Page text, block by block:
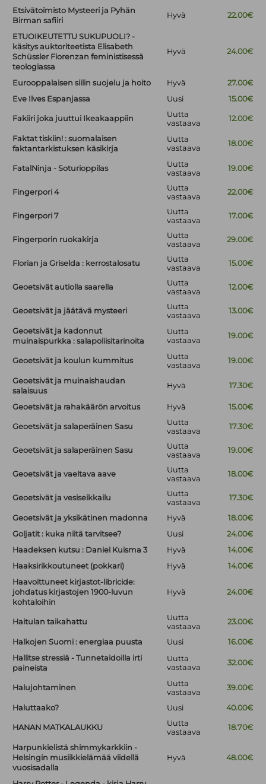
Etsivätoimisto Mysteeri ja Pyhän
Birman safiiri
Hyvä 22.00€
ETUOIKEUTETTU SUKUPUOLI? -
käsitys auktoriteetista Elisabeth
Schüssler Fiorenzan feministisessä
teologiassa
Hyvä 24.00€
Eurooppalaisen siilin suojelu ja hoito Hyvä
27.00€
Eve Ilves Espanjassa
Uusi 15.00€
Fakiiri joka juuttui Ikeakaappiin
Uutta
vastaava
12.00€
Faktat tiskiin! : suomalaisen
faktantarkistuksen käsikirja
Uutta
vastaava
18.00€
FatalNinja - Soturioppilas
Uutta
vastaava
19.00€
Fingerpori 4
Uutta
vastaava
22.00€
Fingerpori 7
Uutta
vastaava
17.00€
Fingerporin ruokakirja
Uutta
vastaava
29.00€
Florian ja Griselda : kerrostalosatu
Uutta
vastaava
15.00€
Geoetsivät autiolla saarella
Uutta
vastaava
12.00€
Geoetsivät ja jäätävä mysteeri
Uutta
vastaava
13.00€
Geoetsivät ja kadonnut
muinaispurkka : salapoliisitarinoita
Uutta
vastaava
19.00€
Geoetsivät ja koulun kummitus
Uutta
vastaava
19.00€
Geoetsivät ja muinaishaudan
salaisuus
Hyvä 17.30€
Geoetsivät ja rahakäärön arvoitus Hyvä 15.00€
Geoetsivät ja salaperäinen Sasu
Uutta
vastaava
17.30€
Geoetsivät ja salaperäinen Sasu
Uutta
vastaava
19.00€
Geoetsivät ja vaeltava aave
Uutta
vastaava
18.00€
Geoetsivät ja vesiseikkailu
Uutta
vastaava
17.30€
Geoetsivät ja yksikätinen madonna Hyvä
18.00€
Goljatit : kuka niitä tarvitsee?
Uusi
24.00€
Haadeksen kutsu : Daniel Kuisma 3
Hyvä
14.00€
Haaksirikkoutuneet (pokkari)
Hyvä
14.00€
Haavoittuneet kirjastot-libricide:
johdatus kirjastojen 1900-luvun
kohtaloihin
Hyvä 24.00€
Haitulan taikahattu
Uutta
vastaava
23.00€
Halkojen Suomi : energiaa puusta Uusi
16.00€
Hallitse stressiä - Tunnetaidoilla irti
paineista
Uutta
vastaava
32.00€
Halujohtaminen
Uutta
vastaava
39.00€
Haluttaako? Uusi 40.00€
HANAN MATKALAUKKU
Uutta
vastaava
18.70€
Harpunkielistä shimmykarkkiin -
Helsingin musiikkielämää viidellä
vuosisadalla
Hyvä 48.00€